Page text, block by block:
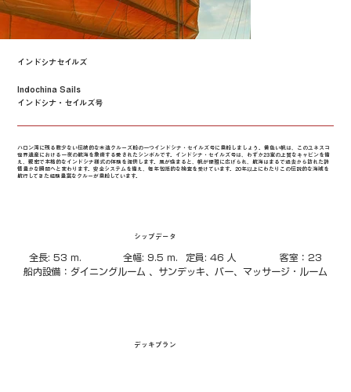
インドシナセイルズ
インドシナ・セイルズ号
Indochina Sails
ハロン湾に残る数少ない伝統的な木造クルーズ船の一つインドシナ・セイルズ号に乗船しましょう。黄色い帆は、このユネスコ
世界遺産における一夜の航海を象徴する愛されたシンボルです。インドシナ・セイルズ号は、わずか23室の上質なキャビンを備
え、親密で本格的なインドシナ様式の体験を提供します。風が強まると、帆が優雅に広げられ、航海はまるで過去から訪れた詩
情豊かな瞬間へと変わります。安全システムを備え、毎年包括的な検査を受けています。20年以上にわたりこの伝説的な海域を
航行してきた経験豊富なクルーが乗船しています。
シップデータ
全長: 53 m.		全幅: 9.5 m.	定員: 46 人		客室：23
船内設備：ダイニングルーム 、サンデッキ、バー、マッサージ・ルーム
デッキプラン